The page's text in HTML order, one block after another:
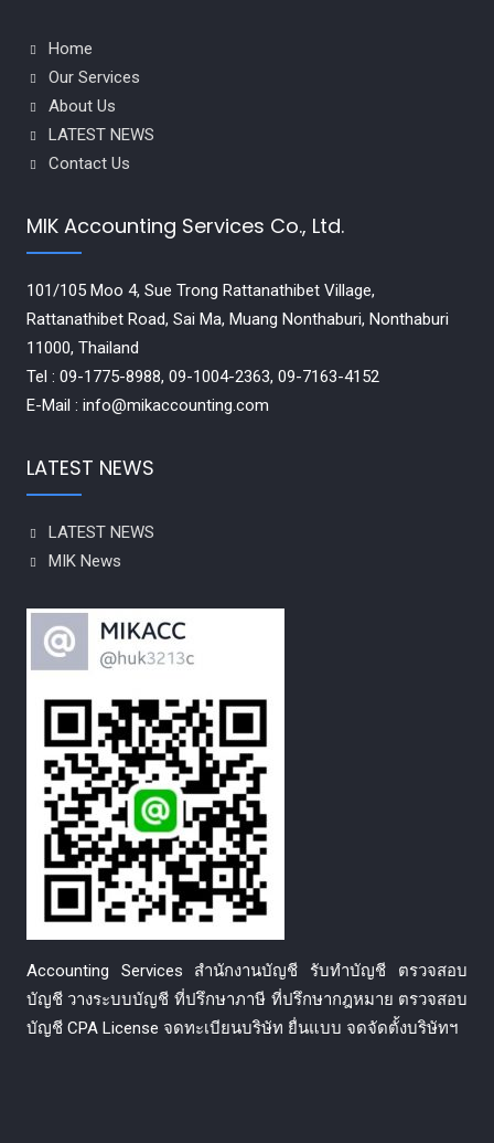
Home
Our Services
About Us
LATEST NEWS
Contact Us
MIK Accounting Services Co., Ltd.
101/105 Moo 4, Sue Trong Rattanathibet Village,
Rattanathibet Road, Sai Ma, Muang Nonthaburi, Nonthaburi
11000, Thailand
Tel : 09-1775-8988, 09-1004-2363, 09-7163-4152
E-Mail : info@mikaccounting.com
LATEST NEWS
LATEST NEWS
MIK News
Accounting Services สำนักงานบัญชี รับทำบัญชี ตรวจสอบ
บัญชี วางระบบบัญชี ที่ปรึกษาภาษี ที่ปรึกษากฎหมาย ตรวจสอบ
บัญชี CPA License จดทะเบียนบริษัท ยื่นแบบ จดจัดตั้งบริษัทฯ